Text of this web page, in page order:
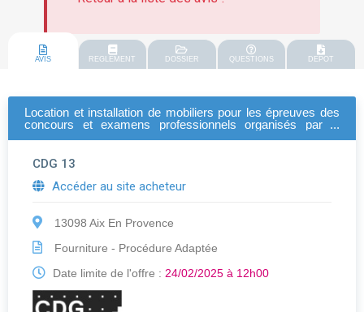
AVIS REGLEMENT DOSSIER QUESTIONS DEPOT
Location et installation de mobiliers pour les épreuves des
concours et examens professionnels organisés par le
CDG 13
Accéder au site acheteur
13098 Aix En Provence
Fourniture - Procédure Adaptée
Date limite de l'offre : 24/02/2025 à 12h00